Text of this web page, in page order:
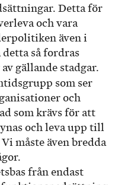
Detta för
och vara
även i
så fordras
gällande stadgar.
som ser
och
som krävs för att
och leva upp till
måste även bredda
från endast